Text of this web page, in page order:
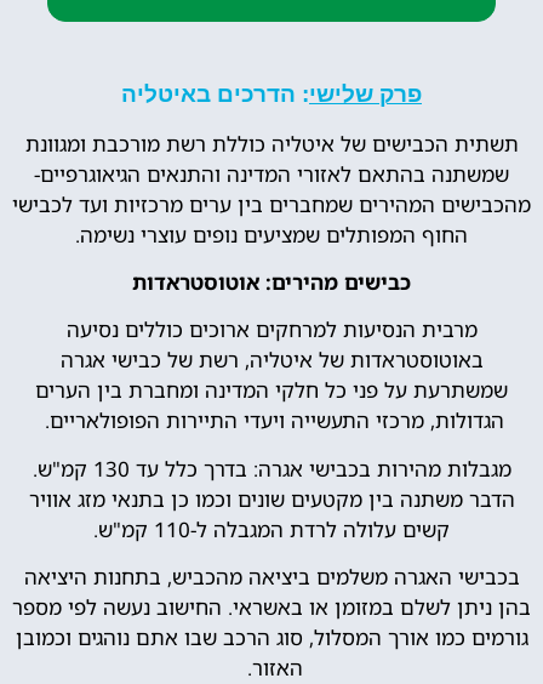
פרק שלישי: הדרכים באיטליה
תשתית הכבישים של איטליה כוללת רשת מורכבת ומגוונת
שמשתנה בהתאם לאזורי המדינה והתנאים הגיאוגרפיים-
מהכבישים המהירים שמחברים בין ערים מרכזיות ועד לכבישי
החוף המפותלים שמציעים נופים עוצרי נשימה.
כבישים מהירים: אוטוסטראדות
מרבית הנסיעות למרחקים ארוכים כוללים נסיעה
באוטוסטראדות של איטליה, רשת של כבישי אגרה
שמשתרעת על פני כל חלקי המדינה ומחברת בין הערים
הגדולות, מרכזי התעשייה ויעדי התיירות הפופולאריים.
מגבלות מהירות בכבישי אגרה: בדרך כלל עד 130 קמ"ש.
הדבר משתנה בין מקטעים שונים וכמו כן בתנאי מזג אוויר
קשים עלולה לרדת המגבלה ל-110 קמ"ש.
בכבישי האגרה משלמים ביציאה מהכביש, בתחנות היציאה
בהן ניתן לשלם במזומן או באשראי. החישוב נעשה לפי מספר
גורמים כמו אורך המסלול, סוג הרכב שבו אתם נוהגים וכמובן
האזור.